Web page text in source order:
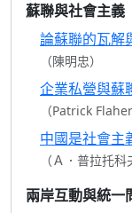
蘇聯與社會主義
論蘇聯的瓦解
（陳明忠）
企業私營與蘇
（Patrick
中國是社會主
（Ａ．普拉托科
兩岸互動與統一